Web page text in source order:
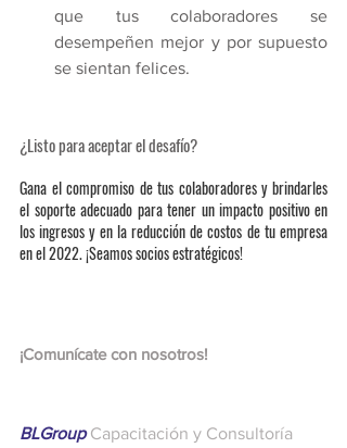
que tus colaboradores se
desempeñen mejor y por supuesto
se sientan felices.
¿Listo para aceptar el desafío?
Gana el compromiso de tus colaboradores y brindarles
el soporte adecuado para tener un impacto positivo en
los ingresos y en la reducción de costos de tu empresa
en el 2022. ¡Seamos socios estratégicos!
¡Comunícate con nosotros!
BLGroup Capacitación y Consultoría